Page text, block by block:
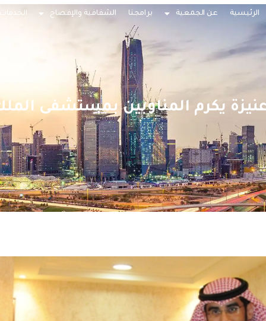
الرئيسية عن الجمعية برامجنا الشفافية والإفصاح الخدمات
يكرم المناوبين بمستشفى